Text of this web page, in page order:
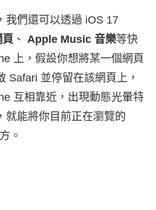
我們還可以透過 iOS 17
頁 、 Apple Music 音樂等快
上，假設你想將某一個網頁
Safari 並停留在該網頁上，
互相靠近，出現動態光暈特
就能將你目前正在瀏覽的
。